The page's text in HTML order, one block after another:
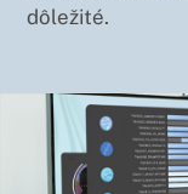
dôležité.